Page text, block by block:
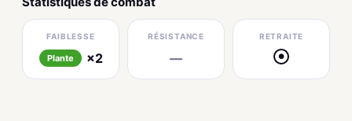
FAIBLESSE
Plante ×2
RÉSISTANCE
—
RETRAITE
●